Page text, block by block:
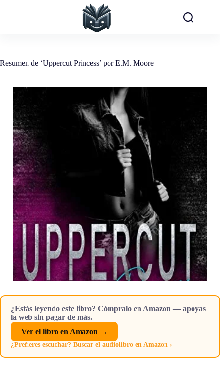
Resumen de ‘Uppercut Princess’ por E.M. Moore
¿Estás leyendo este libro? Cómpralo en Amazon — apoyas
la web sin pagar de más.
Ver el libro en Amazon →
¿Prefieres escuchar? Buscar el audiolibro en Amazon ›